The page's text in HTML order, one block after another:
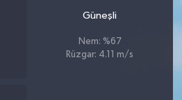
Güneşli
Nem: %67
Rüzgar: 4.11 m/s